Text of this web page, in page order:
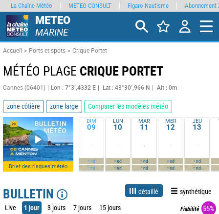
METEO
MARINE
Accueil Ports et spots Crique Portet
MÉTÉO PLAGE CRIQUE PORTET
Cannes (06401) Lon : 7°3’,4332 E Lat : 43°30’,966 N Alt : 0m
zone côtière zone large Comparer les modèles météo
Brief des risques météo
DIM
09
-
-nd
-nd
LUN
10
-
-nd
-nd
MAR
11
-
-nd
-nd
MER
12
-
-nd
-nd
JEU
13
-
-nd
-nd
BULLETIN détaillé synthétique
Live 1 jour 3 jours 7 jours 15 jours Fiabilité 55%
La Chaîne Météo METEO CONSULT Figaro Nautisme Abonnement